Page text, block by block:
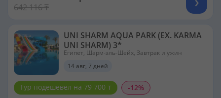
642 116 ₸
UNI SHARM AQUA PARK (EX. KARMA
UNI SHARM) 3*
Египет, Шарм-эль-Шейх, Завтрак и ужин
14 авг, 7 дней
Тур подешевел на 79 700 ₸ -12%